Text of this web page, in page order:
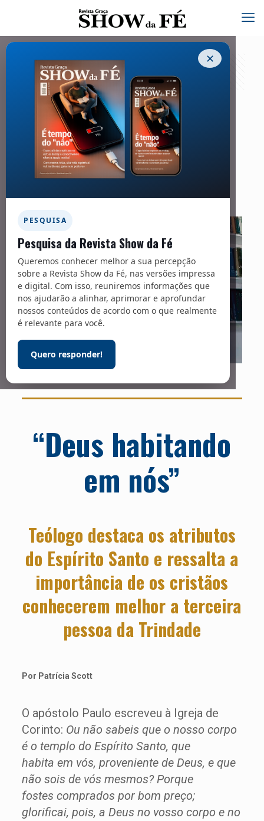
✕
PESQUISA
Pesquisa da Revista Show da Fé
Queremos conhecer melhor a sua percepção
sobre a Revista Show da Fé, nas versões impressa
e digital. Com isso, reuniremos informações que
nos ajudarão a alinhar, aprimorar e aprofundar
nossos conteúdos de acordo com o que realmente
é relevante para você.
Quero responder!
Entrevista – 286
10/05/2023
Facebook Twitter
Messenger
Foto: Reprodução / YouTube
“Deus habitando
em nós”
Teólogo destaca os atributos
do Espírito Santo e ressalta a
importância de os cristãos
conhecerem melhor a terceira
pessoa da Trindade
Por Patrícia Scott
O apóstolo Paulo escreveu à Igreja de
Corinto: Ou não sabeis que o nosso corpo
é o templo do Espírito Santo, que
habita em vós, proveniente de Deus, e que
não sois de vós mesmos? Porque
fostes comprados por bom preço;
glorificai, pois, a Deus no vosso corpo e no